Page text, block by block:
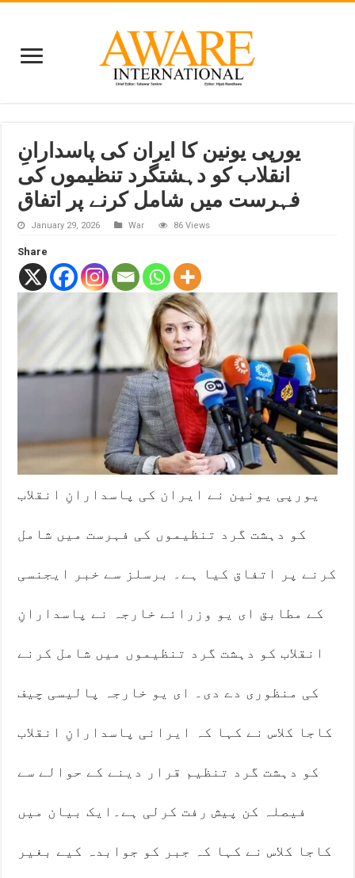
یورپی یونین کا ایران کی پاسدارانِ
انقلاب کو دہشتگرد تنظیموں کی
فہرست میں شامل کرنے پر اتفاق
January 29, 2026 War 86 Views
Share
یورپی یونین نے ایران کی پاسدارانِ انقلاب
کو دہشت گرد تنظیموں کی فہرست میں شامل
کرنے پر اتفاق کیا ہے۔ برسلز سے خبر ایجنسی
کے مطابق ای یو وزرائے خارجہ نے پاسدارانِ
انقلاب کو دہشت گرد تنظیموں میں شامل کرنے
کی منظوری دے دی۔ ای یو خارجہ پالیسی چیف
کاجا کلاس نے کہا کہ ایرانی پاسدارانِ انقلاب
کو دہشت گرد تنظیم قرار دینے کے حوالے سے
فیصلہ کن پیش رفت کرلی ہے۔ایک بیان میں
کاجا کلاس نے کہا کہ جبر کو جوابدہ کیے بغیر